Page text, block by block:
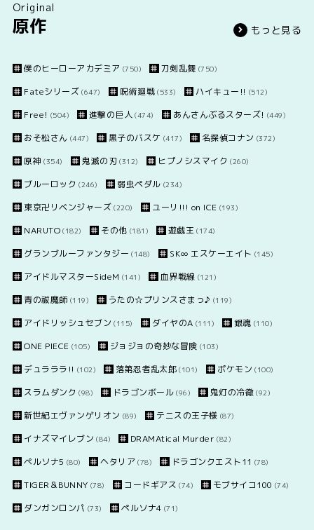
Original
原作 もっと見る
僕のヒーローアカデミア (750) 刀剣乱舞 (750)
Fateシリーズ (647) 呪術廻戦 (533) ハイキュー!! (512)
Free! (504) 進撃の巨人 (474) あんさんぶるスターズ! (449)
おそ松さん (447) 黒子のバスケ (417) 名探偵コナン (372)
原神 (354) 鬼滅の刃 (312) ヒプノシスマイク (260)
ブルーロック (246) 弱虫ペダル (234)
東京卍リベンジャーズ (220) ユーリ!!! on ICE (193)
NARUTO (182) その他 (181) 遊戯王 (174)
グランブルーファンタジー (148) SK∞ エスケーエイト (145)
アイドルマスターSideM (141) 血界戦線 (121)
青の祓魔師 (119) うたの☆プリンスさまっ♪ (119)
アイドリッシュセブン (115) ダイヤのA (111) 銀魂 (110)
ONE PIECE (105) ジョジョの奇妙な冒険 (103)
デュラララ!! (102) 落第忍者乱太郎 (101) ポケモン (100)
スラムダンク (98) ドラゴンボール (96) 鬼灯の冷徹 (92)
新世紀エヴァンゲリオン (89) テニスの王子様 (87)
イナズマイレブン (84) DRAMAtical Murder (82)
ペルソナ5 (80) ヘタリア (78) ドラゴンクエスト11 (78)
TIGER＆BUNNY (78) コードギアス (74) モブサイコ100 (74)
ダンガンロンパ (73) ペルソナ4 (71)